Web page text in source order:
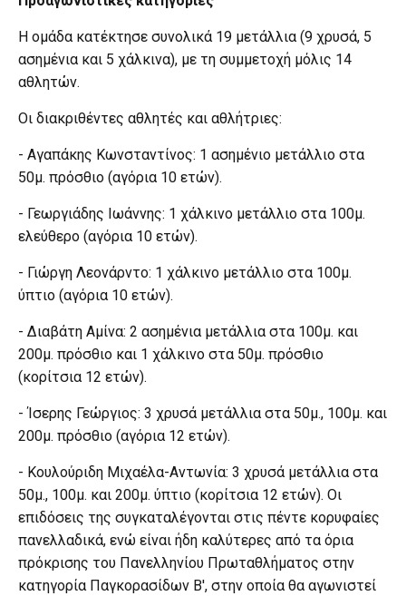
Η ομάδα κατέκτησε συνολικά 19 μετάλλια (9 χρυσά, 5
ασημένια και 5 χάλκινα), με τη συμμετοχή μόλις 14
αθλητών.
Οι διακριθέντες αθλητές και αθλήτριες:
- Αγαπάκης Κωνσταντίνος: 1 ασημένιο μετάλλιο στα
50μ. πρόσθιο (αγόρια 10 ετών).
- Γεωργιάδης Ιωάννης: 1 χάλκινο μετάλλιο στα 100μ.
ελεύθερο (αγόρια 10 ετών).
- Γιώργη Λεονάρντο: 1 χάλκινο μετάλλιο στα 100μ.
ύπτιο (αγόρια 10 ετών).
- Διαβάτη Αμίνα: 2 ασημένια μετάλλια στα 100μ. και
200μ. πρόσθιο και 1 χάλκινο στα 50μ. πρόσθιο
(κορίτσια 12 ετών).
- Ίσερης Γεώργιος: 3 χρυσά μετάλλια στα 50μ., 100μ. και
200μ. πρόσθιο (αγόρια 12 ετών).
- Κουλούριδη Μιχαέλα-Αντωνία: 3 χρυσά μετάλλια στα
50μ., 100μ. και 200μ. ύπτιο (κορίτσια 12 ετών). Οι
επιδόσεις της συγκαταλέγονται στις πέντε κορυφαίες
πανελλαδικά, ενώ είναι ήδη καλύτερες από τα όρια
πρόκρισης του Πανελληνίου Πρωταθλήματος στην
κατηγορία Παγκορασίδων Β', στην οποία θα αγωνιστεί